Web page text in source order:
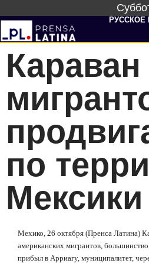
РУССКОЕ
Караван
по
Мексики
Мехико, 26 октября (Пренса Латина)
американских мигрантов,
прибыл в Арриагу, муниципалитет,